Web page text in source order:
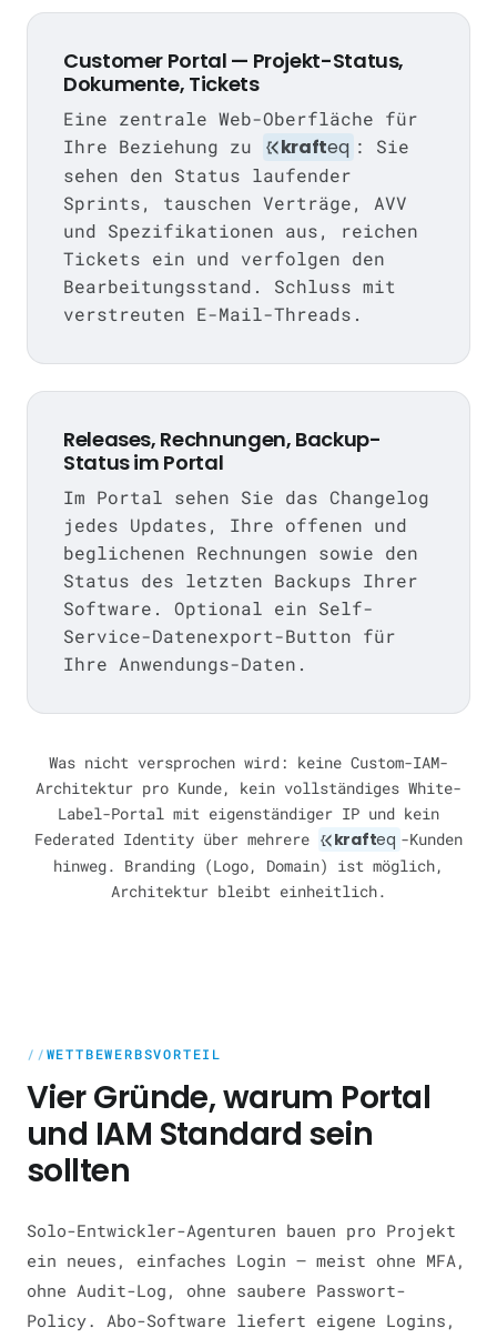
Customer Portal — Projekt-Status,
Dokumente, Tickets
Eine zentrale Web-Oberfläche für
Ihre Beziehung zu
krafteq : Sie
sehen den Status laufender
Sprints, tauschen Verträge, AVV
und Spezifikationen aus, reichen
Tickets ein und verfolgen den
Bearbeitungsstand. Schluss mit
verstreuten E-Mail-Threads.
Releases, Rechnungen, Backup-
Status im Portal
Im Portal sehen Sie das Changelog
jedes Updates, Ihre offenen und
beglichenen Rechnungen sowie den
Status des letzten Backups Ihrer
Software. Optional ein Self-
Service-Datenexport-Button für
Ihre Anwendungs-Daten.
Was nicht versprochen wird: keine Custom-IAM-
Architektur pro Kunde, kein vollständiges White-
Label-Portal mit eigenständiger IP und kein
Federated Identity über mehrere
krafteq -Kunden
hinweg. Branding (Logo, Domain) ist möglich,
Architektur bleibt einheitlich.
WETTBEWERBSVORTEIL
Vier Gründe, warum Portal
und IAM Standard sein
sollten
Solo-Entwickler-Agenturen bauen pro Projekt
ein neues, einfaches Login — meist ohne MFA,
ohne Audit-Log, ohne saubere Passwort-
Policy. Abo-Software liefert eigene Logins,